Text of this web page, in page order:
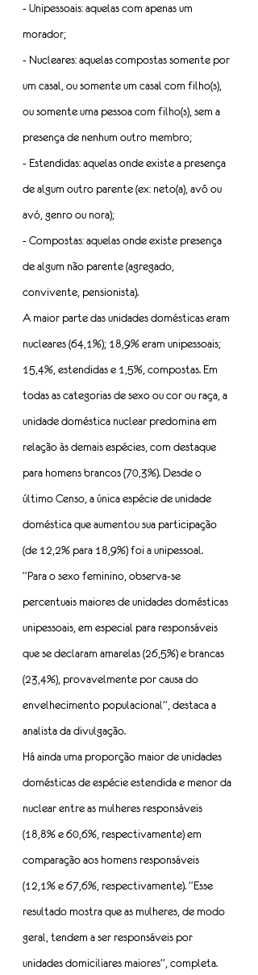
- Unipessoais: aquelas com apenas um
morador;
- Nucleares: aquelas compostas somente por
um casal, ou somente um casal com filho(s),
ou somente uma pessoa com filho(s), sem a
presença de nenhum outro membro;
- Estendidas: aquelas onde existe a presença
de algum outro parente (ex: neto(a), avô ou
avó, genro ou nora);
- Compostas: aquelas onde existe presença
de algum não parente (agregado,
convivente, pensionista).
A maior parte das unidades domésticas eram
nucleares (64,1%); 18,9% eram unipessoais;
15,4%, estendidas e 1,5%, compostas. Em
todas as categorias de sexo ou cor ou raça, a
unidade doméstica nuclear predomina em
relação às demais espécies, com destaque
para homens brancos (70,3%). Desde o
último Censo, a única espécie de unidade
doméstica que aumentou sua participação
(de 12,2% para 18,9%) foi a unipessoal.
“Para o sexo feminino, observa-se
percentuais maiores de unidades domésticas
unipessoais, em especial para responsáveis
que se declaram amarelas (26,5%) e brancas
(23,4%), provavelmente por causa do
envelhecimento populacional”, destaca a
analista da divulgação.
Há ainda uma proporção maior de unidades
domésticas de espécie estendida e menor da
nuclear entre as mulheres responsáveis
(18,8% e 60,6%, respectivamente) em
comparação aos homens responsáveis
(12,1% e 67,6%, respectivamente). “Esse
resultado mostra que as mulheres, de modo
geral, tendem a ser responsáveis por
unidades domiciliares maiores”, completa.